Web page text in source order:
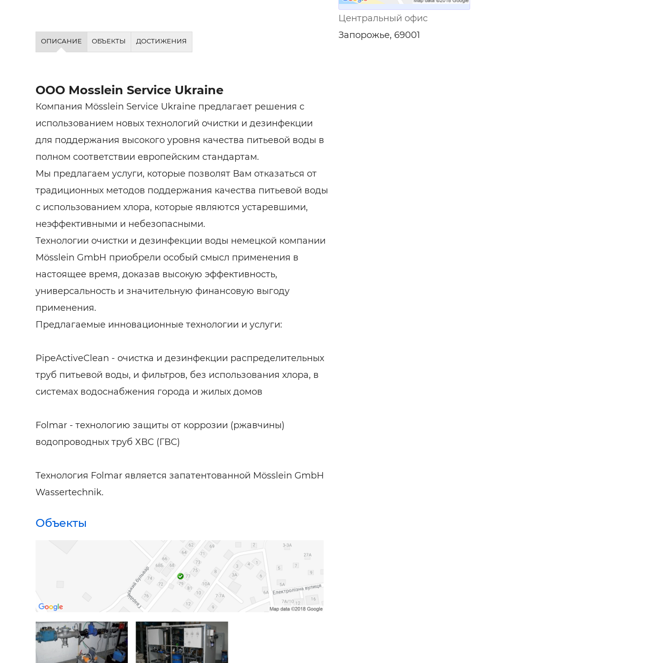
ОПИСАНИЕ ОБЪЕКТЫ ДОСТИЖЕНИЯ
ООО Mosslein Service Ukraine
Компания Mösslein Service Ukraine предлагает решения с
использованием новых технологий очистки и дезинфекции
для поддержания высокого уровня качества питьевой воды в
полном соответствии европейским стандартам.
Мы предлагаем услуги, которые позволят Вам отказаться от
традиционных методов поддержания качества питьевой воды
с использованием хлора, которые являются устаревшими,
неэффективными и небезопасными.
Технологии очистки и дезинфекции воды немецкой компании
Mösslein GmbH приобрели особый смысл применения в
настоящее время, доказав высокую эффективность,
универсальность и значительную финансовую выгоду
применения.
Предлагаемые инновационные технологии и услуги:
PipeActiveClean - очистка и дезинфекции распределительных
труб питьевой воды, и фильтров, без использования хлора, в
системах водоснабжения города и жилых домов
Folmar - технологию защиты от коррозии (ржавчины)
водопроводных труб ХВС (ГВС)
Технология Folmar является запатентованной Mösslein GmbH
Wassertechnik.
Объекты
Центральный офис
Запорожье, 69001